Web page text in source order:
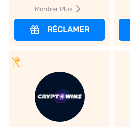
Montrer Plus
RÉCLAMER